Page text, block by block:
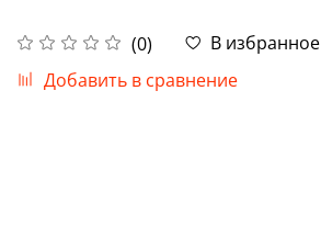
(0)
В избранное
Добавить в сравнение